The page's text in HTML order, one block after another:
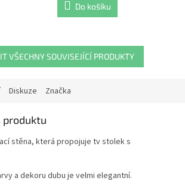
5,0
hvězdiček.
Do košíku
VŠECHNY SOUVISEJÍCÍ PRODUKTY
Diskuze Značka
produktu
stěna, která propojuje tv stolek s
a dekoru dubu je velmi elegantní.